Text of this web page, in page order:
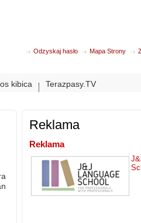
Odzyskaj hasło Mapa Strony
kibica Terazpasy.TV
Reklama
Reklama